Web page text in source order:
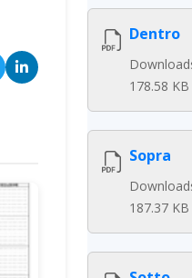
Dentro
178.58 KB
Sopra
187.37 KB